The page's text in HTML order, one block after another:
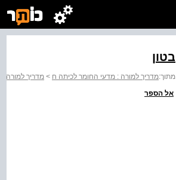
בטון
מתוך:מדריך למורה : מדעי החומר לכיתה ח > מדריך למורה
אל הספר